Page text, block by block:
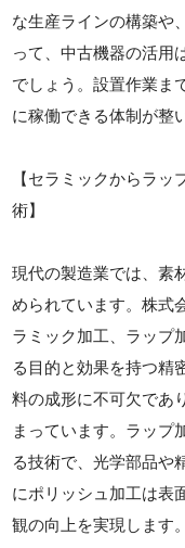
な生産ラインの構築や
って、中古機器の活用
でしょう。設置作業ま
に稼働できる体制が整
【セラミックからラ
術】
現代の製造業では、素
められています。株式
ラミック加工、ラップ
る目的と効果を持つ精
料の成形に不可欠であ
まっています。ラップ
る技術で、光学部品や
にポリッシュ加工は表
観の向上を実現します